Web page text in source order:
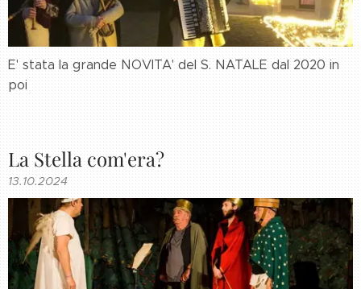
E' stata la grande NOVITA' del S. NATALE dal 2020 in
poi
La Stella com'era?
13.10.2024